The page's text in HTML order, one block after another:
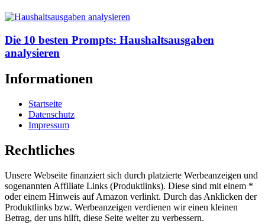
Die 10 besten Prompts: Haushaltsausgaben
analysieren
Informationen
Startseite
Datenschutz
Impressum
Rechtliches
Unsere Webseite finanziert sich durch platzierte Werbeanzeigen und
sogenannten Affiliate Links (Produktlinks). Diese sind mit einem *
oder einem Hinweis auf Amazon verlinkt. Durch das Anklicken der
Produktlinks bzw. Werbeanzeigen verdienen wir einen kleinen
Betrag, der uns hilft, diese Seite weiter zu verbessern.